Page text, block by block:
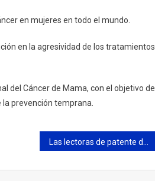
en mujeres en todo el mundo.
en la agresividad de los
del Cáncer de Mama, con el objetivo de
prevención temprana.